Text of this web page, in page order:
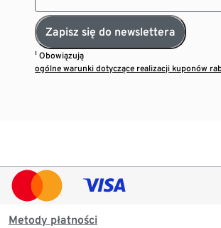
Zapisz się do newslettera
¹ Obowiązują
ogólne warunki dotyczące realizacji kuponów
Metody płatności